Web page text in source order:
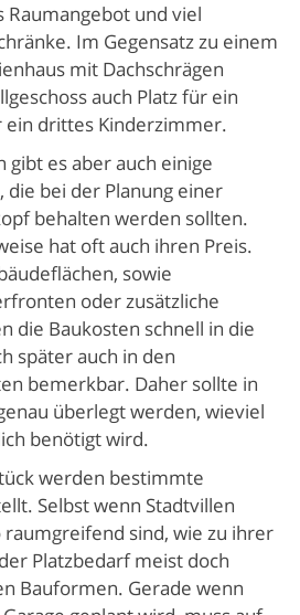
Raumangebot und viel
Im Gegensatz zu einem
mit Dachschrägen
auch Platz für ein
drittes Kinderzimmer.
gibt es aber auch einige
bei der Planung einer
behalten werden sollten.
hat oft auch ihren Preis.
sowie
oder zusätzliche
die Baukosten schnell in die
später auch in den
bemerkbar. Daher sollte in
überlegt werden, wieviel
benötigt wird.
werden bestimmte
Selbst wenn Stadtvillen
sind, wie zu ihrer
Platzbedarf meist doch
Bauformen. Gerade wenn